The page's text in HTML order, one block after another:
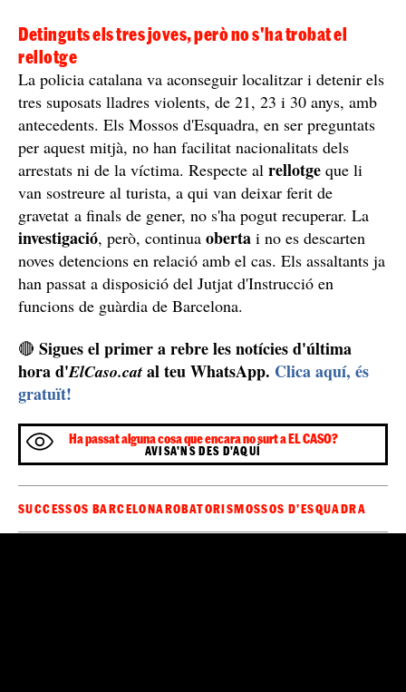
Detinguts els tres joves, però no s'ha trobat el
rellotge
La policia catalana va aconseguir localitzar i detenir els
tres suposats lladres violents, de 21, 23 i 30 anys, amb
antecedents. Els Mossos d'Esquadra, en ser preguntats
per aquest mitjà, no han facilitat nacionalitats dels
arrestats ni de la víctima. Respecte al rellotge que li
van sostreure al turista, a qui van deixar ferit de
gravetat a finals de gener, no s'ha pogut recuperar. La
investigació, però, continua oberta i no es descarten
noves detencions en relació amb el cas. Els assaltants ja
han passat a disposició del Jutjat d'Instrucció en
funcions de guàrdia de Barcelona.
🔴 Sigues el primer a rebre les notícies d'última
hora d'ElCaso.cat al teu WhatsApp. Clica aquí, és
gratuït!
Ha passat alguna cosa que encara no surt a EL CASO?
AVISA'NS DES D'AQUÍ
SUCCESSOS BARCELONAROBATORISMOSSOS D'ESQUADRA